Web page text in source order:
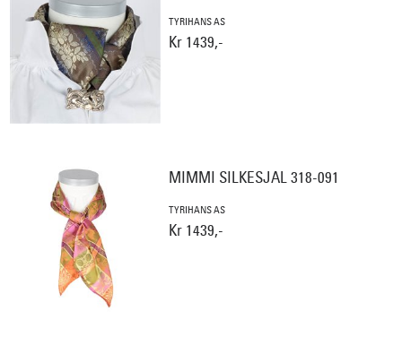
TYRIHANS AS
Kr 1439,-
MIMMI SILKESJAL 318-091
TYRIHANS AS
Kr 1439,-